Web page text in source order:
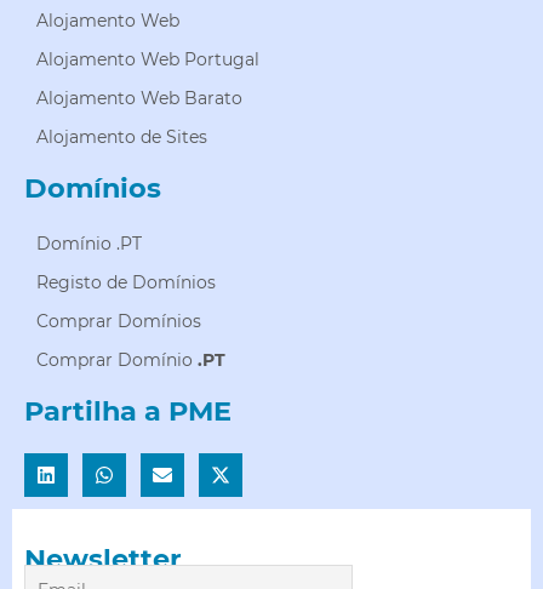
Alojamento Web
Alojamento Web Portugal
Alojamento Web Barato
Alojamento de Sites
Domínios
Domínio .PT
Registo de Domínios
Comprar Domínios
Comprar Domínio .PT
Partilha a PME
Newsletter